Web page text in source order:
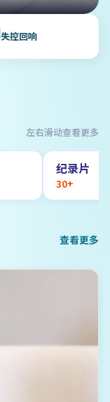
失控回响
左右滑动查看更多
纪录片
30+
查看更多